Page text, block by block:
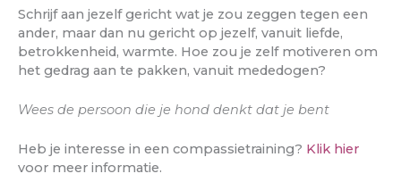
Schrijf aan jezelf gericht wat je zou zeggen tegen een
ander, maar dan nu gericht op jezelf, vanuit liefde,
betrokkenheid, warmte. Hoe zou je zelf motiveren om
het gedrag aan te pakken, vanuit mededogen?
Wees de persoon die je hond denkt dat je bent
Heb je interesse in een compassietraining? Klik hier
voor meer informatie.